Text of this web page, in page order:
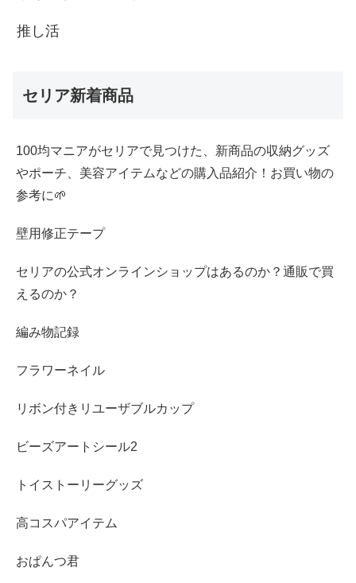
推し活
セリア新着商品
100均マニアがセリアで見つけた、新商品の収納グッズ
やポーチ、美容アイテムなどの購入品紹介！お買い物の
参考に🌱
壁用修正テープ
セリアの公式オンラインショップはあるのか？通販で買
えるのか？
編み物記録
フラワーネイル
リボン付きリユーザブルカップ
ビーズアートシール2
トイストーリーグッズ
高コスパアイテム
おぱんつ君